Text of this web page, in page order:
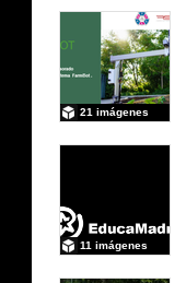
21 imágenes
11 imágenes